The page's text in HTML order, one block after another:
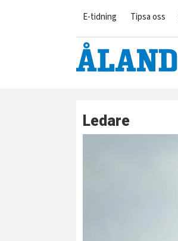
E-tidning Tipsa oss
Ledare